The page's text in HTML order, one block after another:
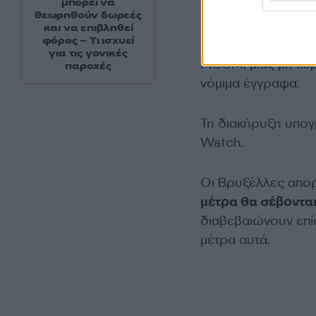
αυτού του είδους
PICUM, μιας μη
νόμιμα έγγραφα.
Τη διακήρυξη
Watch.
Οι Βρυξέλλες
μέτρα θα
διαβεβαιώνουν
μέτρα αυτά.
θεωρηθούν δωρεές
και να επιβληθεί
φόρος – Τι ισχυεί
για τις γονικές
παροχές